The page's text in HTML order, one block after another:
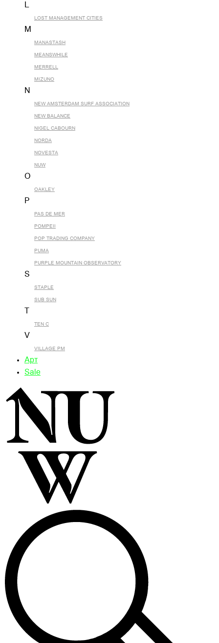
L
LOST MANAGEMENT CITIES
M
MANASTASH
MEANSWHILE
MERRELL
MIZUNO
N
NEW AMSTERDAM SURF ASSOCIATION
NEW BALANCE
NIGEL CABOURN
NORDA
NOVESTA
NUW
O
OAKLEY
P
PAS DE MER
POMPEII
POP TRADING COMPANY
PUMA
PURPLE MOUNTAIN OBSERVATORY
S
STAPLE
SUB SUN
TEN C
V
VILLAGE PM
Арт
Sale